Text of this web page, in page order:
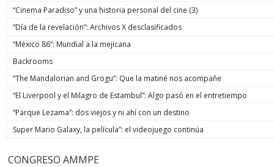
“Cinema Paradiso” y una historia personal del cine (3)
“Día de la revelación”: Archivos X desclasificados
“México 86”: Mundial a la mejicana
Backrooms
“The Mandalorian and Grogu”: Que la matiné nos acompañe
“El Liverpool y el Milagro de Estambul”: Algo pasó en el entretiempo
“Parque Lezama”: dos viejos y ni ahí con un destino
Super Mario Galaxy, la película”: el videojuego continúa
CONGRESO AMMPE